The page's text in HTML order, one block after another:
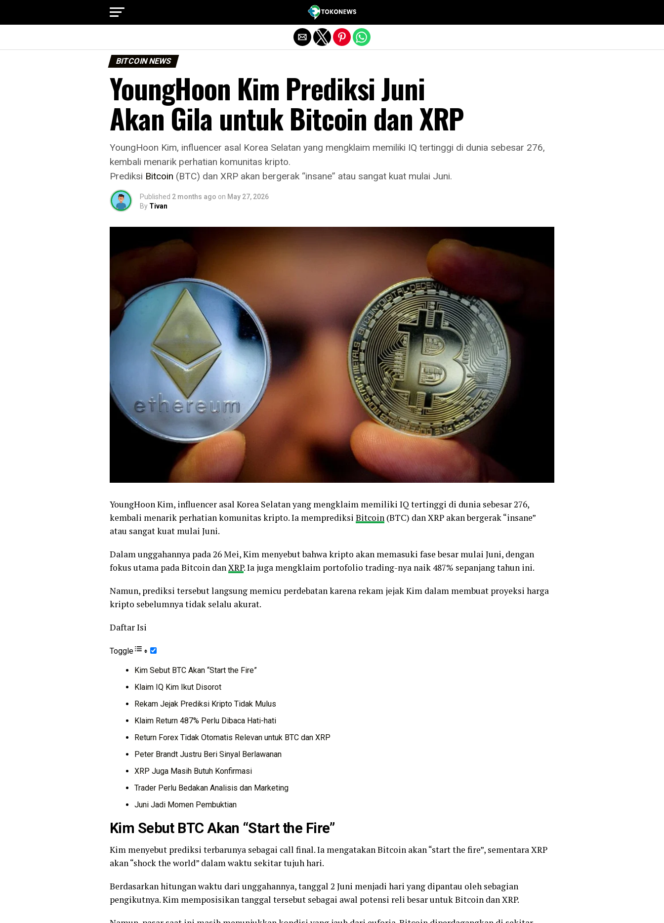
BITCOIN NEWS
YoungHoon Kim Prediksi Juni
Akan Gila untuk Bitcoin dan XRP
YoungHoon Kim, influencer asal Korea Selatan yang mengklaim memiliki IQ tertinggi di dunia sebesar 276,
kembali menarik perhatian komunitas kripto.
Prediksi Bitcoin (BTC) dan XRP akan bergerak “insane” atau sangat kuat mulai Juni.
Published 2 months ago on May 27, 2026
By Tivan
YoungHoon Kim, influencer asal Korea Selatan yang mengklaim memiliki IQ tertinggi di dunia sebesar 276,
kembali menarik perhatian komunitas kripto. Ia memprediksi Bitcoin (BTC) dan XRP akan bergerak “insane”
atau sangat kuat mulai Juni.
Dalam unggahannya pada 26 Mei, Kim menyebut bahwa kripto akan memasuki fase besar mulai Juni, dengan
fokus utama pada Bitcoin danXRP. Ia juga mengklaim portofolio trading-nya naik 487% sepanjang tahun ini.
Namun, prediksi tersebut langsung memicu perdebatan karena rekam jejak Kim dalam membuat proyeksi harga
kripto sebelumnya tidak selalu akurat.
Daftar Isi
Toggle
Kim Sebut BTC Akan “Start the Fire”
Klaim IQ Kim Ikut Disorot
Rekam Jejak Prediksi Kripto Tidak Mulus
Klaim Return 487% Perlu Dibaca Hati-hati
Return Forex Tidak Otomatis Relevan untuk BTC dan XRP
Peter Brandt Justru Beri Sinyal Berlawanan
XRP Juga Masih Butuh Konfirmasi
Trader Perlu Bedakan Analisis dan Marketing
Juni Jadi Momen Pembuktian
Kim Sebut BTC Akan “Start the Fire”
Kim menyebut prediksi terbarunya sebagai call final. Ia mengatakan Bitcoin akan “start the fire”, sementara XRP
akan “shock the world” dalam waktu sekitar tujuh hari.
Berdasarkan hitungan waktu dari unggahannya, tanggal 2 Juni menjadi hari yang dipantau oleh sebagian
pengikutnya. Kim memposisikan tanggal tersebut sebagai awal potensi reli besar untuk Bitcoin dan XRP.
Exit mobile version